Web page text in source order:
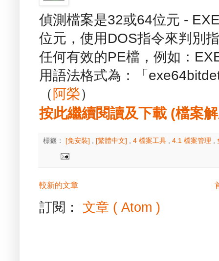
偵測檔案是32或64位元 -
位元，使用DOS指令來判別
任何有效的PE檔，例如：
用語法格式為：「
（ 阿榮）
按此繼續閱讀及下載 (檔案
標籤： [免安裝] [繁體中文] 4 檔案工具 4.1 檔案管理
較新的文章
訂閱： 文章 ( Atom )